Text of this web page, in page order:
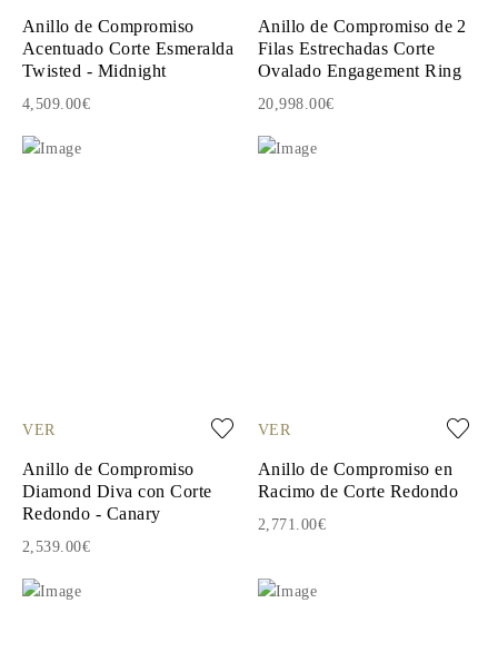
Anillo de Compromiso
Acentuado Corte Esmeralda
Twisted - Midnight
4,509.00€
Anillo de Compromiso de 2
Filas Estrechadas Corte
Ovalado Engagement Ring
20,998.00€
VER
Anillo de Compromiso
Diamond Diva con Corte
Redondo - Canary
2,539.00€
VER
Anillo de Compromiso en
Racimo de Corte Redondo
2,771.00€